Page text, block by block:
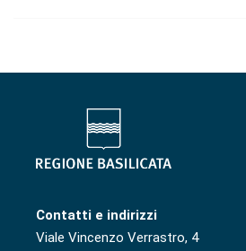
Contatti e indirizzi
Viale Vincenzo Verrastro, 4